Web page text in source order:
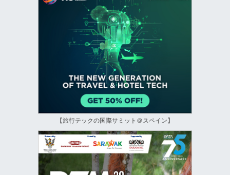
【旅行テックの国際サミット＠スペイン】